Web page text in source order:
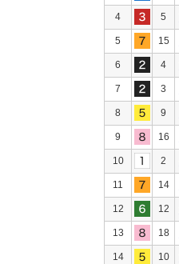
4 5
5 15
6 4
7 3
8 9
9 16
10 2
11 14
12 12
13 18
14 10